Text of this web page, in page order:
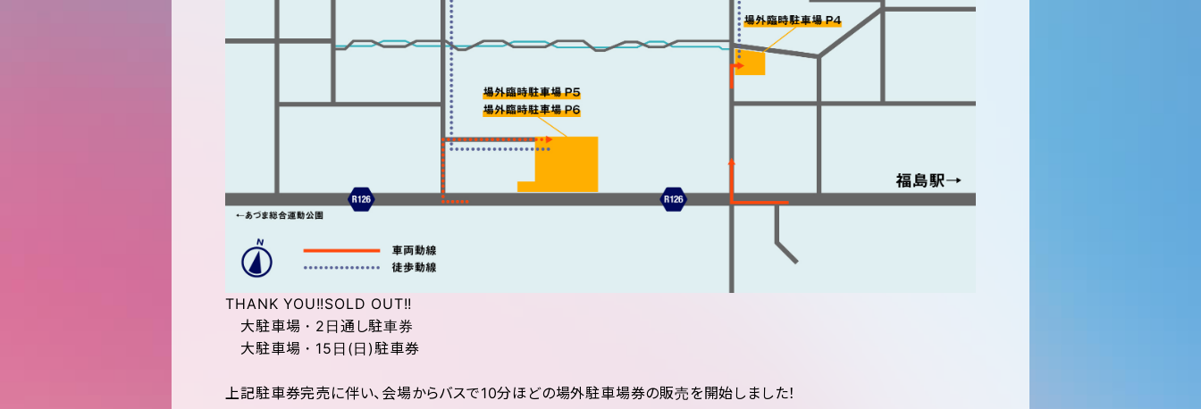
THANK YOU!!SOLD OUT!!
大駐車場・2日通し駐車券
大駐車場・15日(日)駐車券
上記駐車券完売に伴い、会場からバスで10分ほどの場外駐車場券の販売を開始しました！